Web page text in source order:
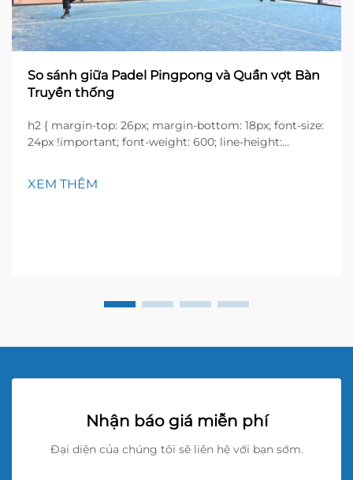
So sánh giữa Padel Pingpong và Quần vợt Bàn
Truyền thống
h2 { margin-top: 26px; margin-bottom: 18px; font-size:
24px !important; font-weight: 600; line-height:
font-size: 20px !important; font-weight: 600; line-
height: ...}
XEM THÊM
Nhận báo giá miễn phí
Đại diện của chúng tôi sẽ liên hệ với bạn sớm.